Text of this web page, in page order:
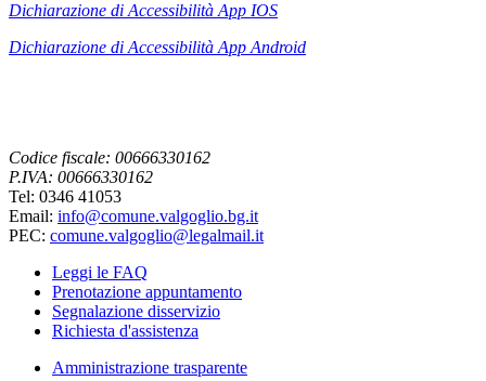
Dichiarazione di Accessibilità App IOS
Dichiarazione di Accessibilità App Android
Codice fiscale: 00666330162
P.IVA: 00666330162
Tel: 0346 41053
Email: info@comune.valgoglio.bg.it
PEC: comune.valgoglio@legalmail.it
Leggi le FAQ
Prenotazione appuntamento
Segnalazione disservizio
Richiesta d'assistenza
Amministrazione trasparente